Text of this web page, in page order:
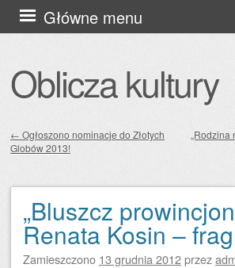
Oblicza kultury
Główne menu
Przejdź
do
Zobacz wpisy
← Ogłoszono nominacje do Złotych
Globów 2013!
„Bluszcz
Renata Kosin –
Zamieszczono 13 grudnia 2012przez